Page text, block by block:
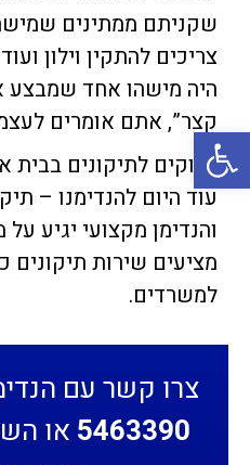
פתח סרגל
שקניתם ממתינים
צריכים להתקין וילון
היה מישהו אחד שמבצע
קצר”, אתם אומרים
זקוקים לתיקונים בבית
עוד היום להנדימנו –
והנדימן מקצועי יגיע
מציעים שירות תיקונים
למשרדים.
צרו קשר עם
5463390 או